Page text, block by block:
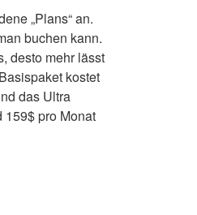
„Plans“ an.
buchen kann.
desto mehr lässt
kostet
das Ultra
159$ pro Monat